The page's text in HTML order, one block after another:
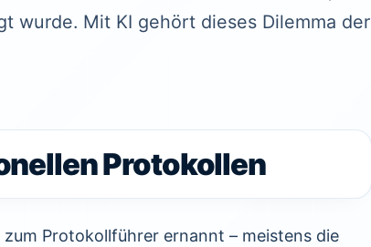
wurde. Mit KI gehört dieses Dilemma der
Protokollen
Protokollführer ernannt – meistens die